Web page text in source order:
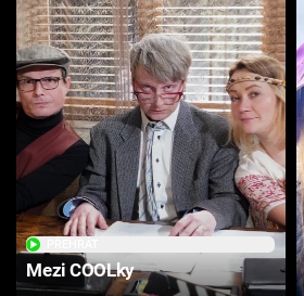
Mezi COOLky